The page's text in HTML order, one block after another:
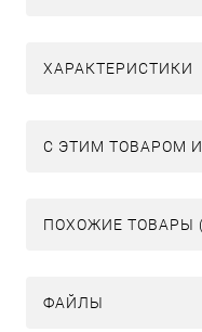
ХАРАКТЕРИСТИКИ
C ЭТИМ ТОВАРОМ
ПОХОЖИЕ ТОВАРЫ
ФАЙЛЫ